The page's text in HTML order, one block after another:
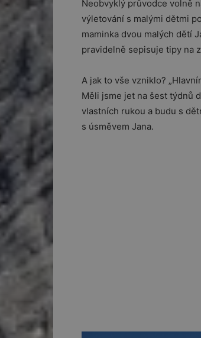
Neobvyklý průvodce volně
výletování s malými dětmi
maminka dvou malých dětí
pravidelně sepisuje tipy na
A jak to vše vzniklo?
Měli jsme jet na šest týdnů
vlastních rukou a budu s
s úsměvem Jana.